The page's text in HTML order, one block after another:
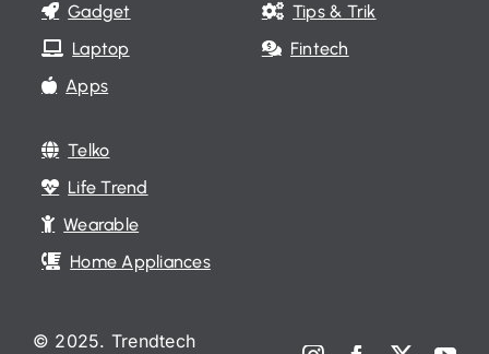
Gadget
Laptop
Apps
Tips & Trik
Fintech
Telko
Life Trend
Wearable
Home Appliances
© 2025. Trendtech